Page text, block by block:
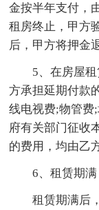
金按半年支付，
租房终止，甲方
后，甲方将押金
5、在房屋
方承担延期付款
线电视费;物管费
府有关部门征收
的费用，均由乙
6、租赁期满
租赁期满后